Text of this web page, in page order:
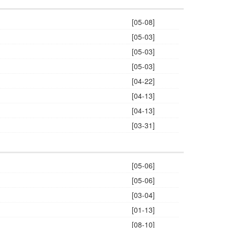
[05-08]
[05-03]
[05-03]
[05-03]
[04-22]
[04-13]
[04-13]
[03-31]
[05-06]
[05-06]
[03-04]
[01-13]
[08-10]